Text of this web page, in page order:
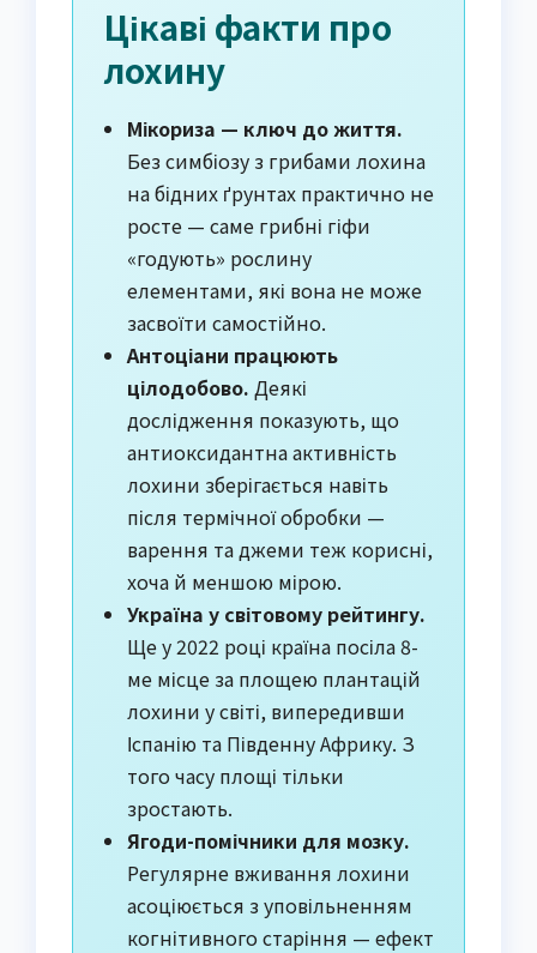
Цікаві факти про
лохину
Мікориза — ключ до життя.
Без симбіозу з грибами лохина
на бідних ґрунтах практично не
росте — саме грибні гіфи
«годують» рослину
елементами, які вона не може
засвоїти самостійно.
Антоціани працюють
цілодобово. Деякі
дослідження показують, що
антиоксидантна активність
лохини зберігається навіть
після термічної обробки —
варення та джеми теж корисні,
хоча й меншою мірою.
Україна у світовому рейтингу.
Ще у 2022 році країна посіла 8-
ме місце за площею плантацій
лохини у світі, випередивши
Іспанію та Південну Африку. З
того часу площі тільки
зростають.
Ягоди-помічники для мозку.
Регулярне вживання лохини
асоціюється з уповільненням
когнітивного старіння — ефект